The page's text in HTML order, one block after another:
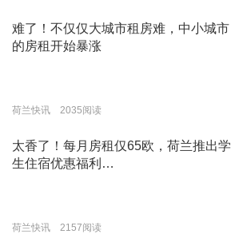
难了！不仅仅大城市租房难，中小城市
的房租开始暴涨
荷兰快讯 2035阅读
太香了！每月房租仅65欧，荷兰推出学
生住宿优惠福利…
荷兰快讯 2157阅读